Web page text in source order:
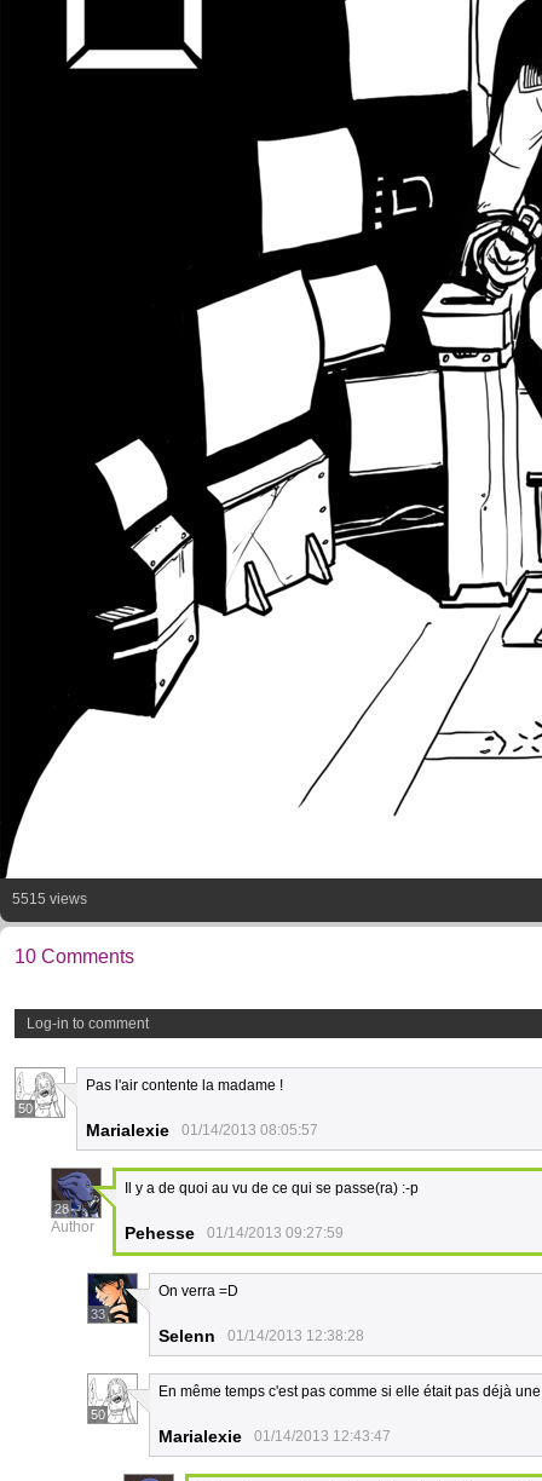
5515 views
10 Comments
Log-in to comment
50
Pas l'air contente la madame !
Marialexie 01/14/2013 08:05:57
28
Author
Il y a de quoi au vu de ce qui se passe(ra) :-p
Pehesse 01/14/2013 09:27:59
33
On verra =D
Selenn 01/14/2013 12:38:28
50
En même temps c'est pas comme si elle était pas déjà
Marialexie 01/14/2013 12:43:47